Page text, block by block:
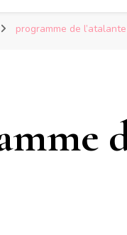
programme de